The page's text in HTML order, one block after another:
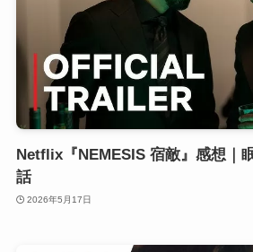
Netflix『NEMESIS 宿敵』感想｜
話
2026年5月17日